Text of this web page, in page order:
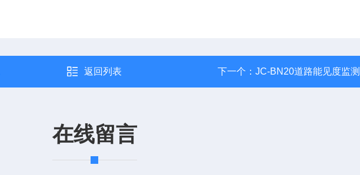
返回列表 下一个： JC-BN20道路能见度监
在线留言